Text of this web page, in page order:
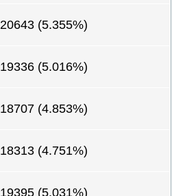
20643 (5.355%)
19336 (5.016%)
18707 (4.853%)
18313 (4.751%)
19395 (5.031%)